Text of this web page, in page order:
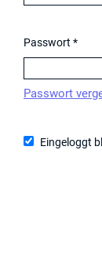
Passwort *
Passwort
Eingeloggt